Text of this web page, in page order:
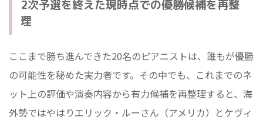
2次予選を終えた現時点での優勝候補を再整
理
ここまで勝ち進んできた20名のピアニストは、誰もが優勝
の可能性を秘めた実力者です。その中でも、これまでのネ
ット上の評価や演奏内容から有力候補を再整理すると、海
外勢ではやはりエリック・ルーさん（アメリカ）とケヴィ